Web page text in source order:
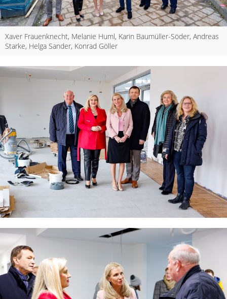
Xaver Frauenknecht, Melanie Huml, Karin Baumüller-Söder, Andreas
Starke, Helga Sander, Konrad Göller